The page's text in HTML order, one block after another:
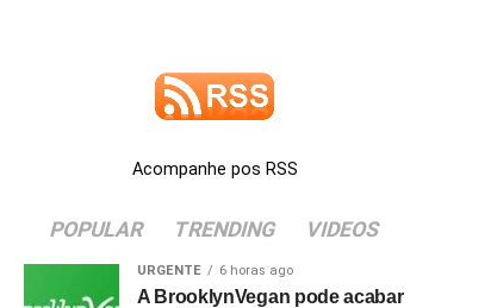
Acompanhe pos RSS
POPULAR TRENDING VIDEOS
URGENTE 6 horas ago
A BrooklynVegan pode acabar